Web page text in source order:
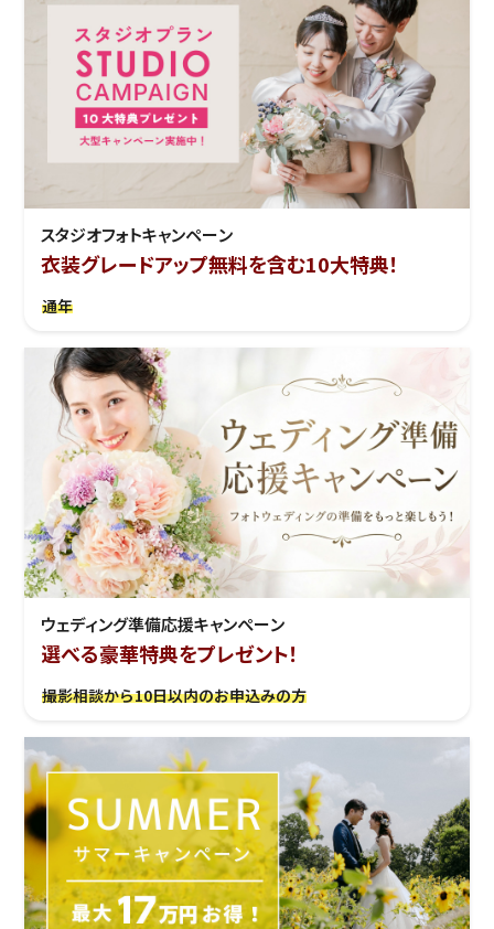
スタジオフォトキャンペーン
衣装グレードアップ無料を含む10大特典！
通年
ウェディング準備応援キャンぺーン
選べる豪華特典をプレゼント！
撮影相談から10日以内のお申込みの方